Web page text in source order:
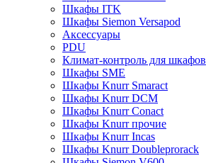
Шкафы ITK
Шкафы Siemon Versapod
Аксессуары
PDU
Климат-контроль для шкафов
Шкафы SME
Шкафы Knurr Smaract
Шкафы Knurr DCM
Шкафы Knurr Conact
Шкафы Knurr прочие
Шкафы Knurr Incas
Шкафы Knurr Doubleprorack